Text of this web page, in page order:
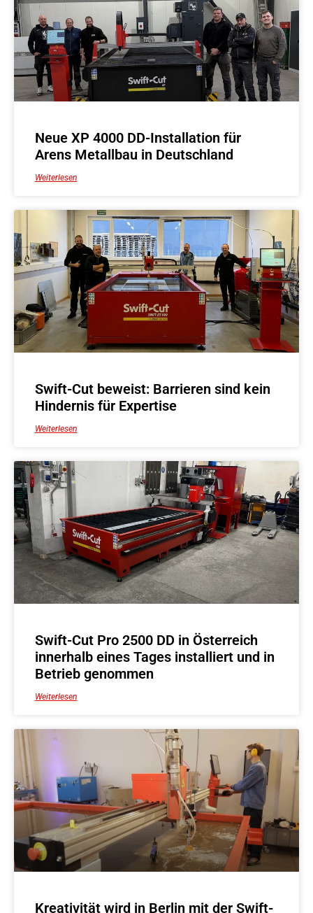
Neue XP 4000 DD-Installation für
Arens Metallbau in Deutschland
Weiterlesen
Swift-Cut beweist: Barrieren sind kein
Hindernis für Expertise
Weiterlesen
Swift-Cut Pro 2500 DD in Österreich
innerhalb eines Tages installiert und in
Betrieb genommen
Weiterlesen
Kreativität wird in Berlin mit der Swift-